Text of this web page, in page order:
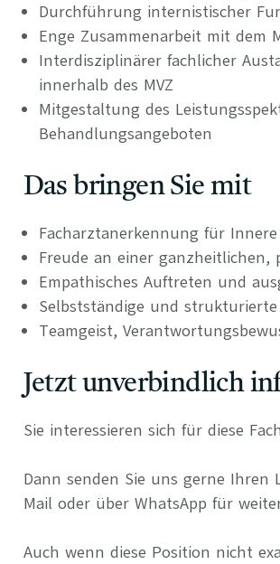
Durchführung internistischer
Enge Zusammenarbeit mit dem
Interdisziplinärer fachlicher
innerhalb des MVZ
Mitgestaltung des
Behandlungsangeboten
Das bringen Sie mit
Facharztanerkennung für Innere
Freude an einer
Empathisches Auftreten und
Selbstständige und strukturierte
Teamgeist,
Jetzt unverbindlich
Sie interessieren sich für diese
Dann senden Sie uns gerne
Mail oder über WhatsApp für
Auch wenn diese Position nicht